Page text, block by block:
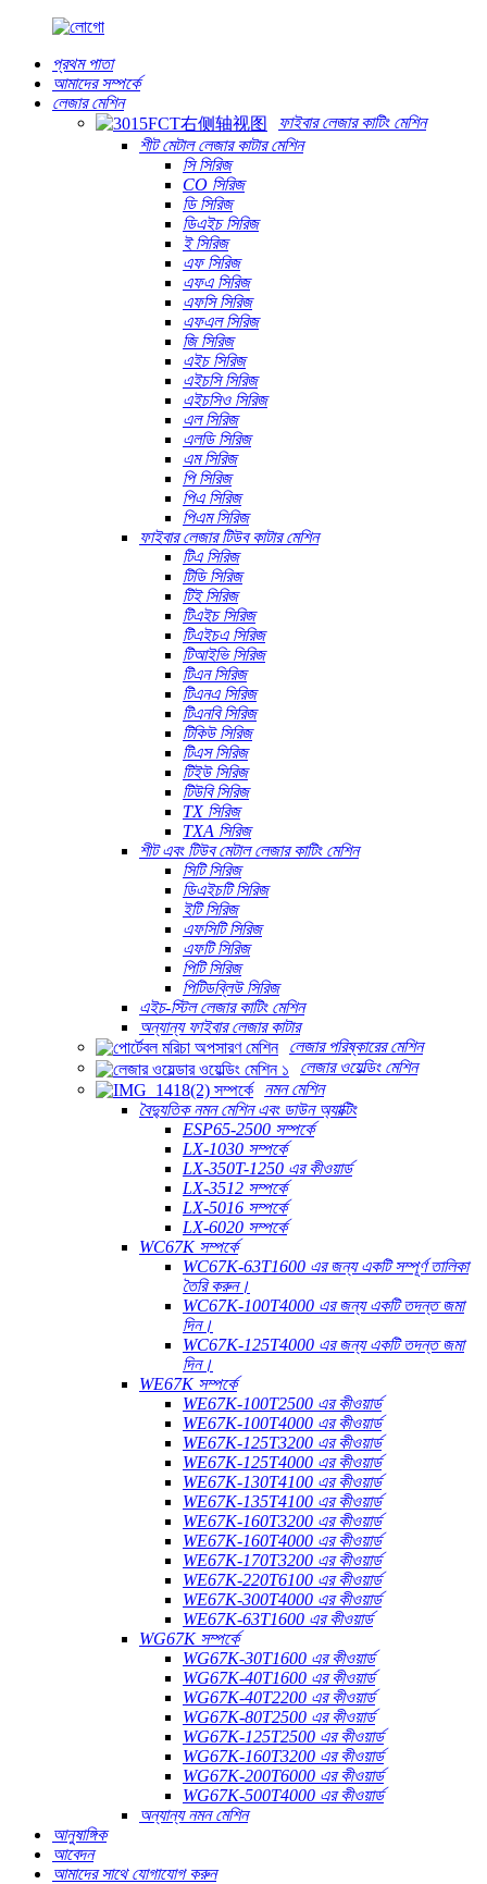
প্রথম পাতা
আমাদের সম্পর্কে
লেজার মেশিন
ফাইবার লেজার কাটিং মেশিন
শীট মেটাল লেজার কাটার মেশিন
সি সিরিজ
CO সিরিজ
ডি সিরিজ
ডিএইচ সিরিজ
ই সিরিজ
এফ সিরিজ
এফএ সিরিজ
এফসি সিরিজ
এফএল সিরিজ
জি সিরিজ
এইচ সিরিজ
এইচসি সিরিজ
এইচসিও সিরিজ
এল সিরিজ
এলডি সিরিজ
এম সিরিজ
পি সিরিজ
পিএ সিরিজ
পিএম সিরিজ
ফাইবার লেজার টিউব কাটার মেশিন
টিএ সিরিজ
টিডি সিরিজ
টিই সিরিজ
টিএইচ সিরিজ
টিএইচএ সিরিজ
টিআইভি সিরিজ
টিএন সিরিজ
টিএনএ সিরিজ
টিএনবি সিরিজ
টিকিউ সিরিজ
টিএস সিরিজ
টিইউ সিরিজ
টিউবি সিরিজ
TX সিরিজ
TXA সিরিজ
শীট এবং টিউব মেটাল লেজার কাটিং মেশিন
সিটি সিরিজ
ডিএইচটি সিরিজ
ইটি সিরিজ
এফসিটি সিরিজ
এফটি সিরিজ
পিটি সিরিজ
পিটিডব্লিউ সিরিজ
এইচ-স্টিল লেজার কাটিং মেশিন
অন্যান্য ফাইবার লেজার কাটার
লেজার পরিষ্কারের মেশিন
লেজার ওয়েল্ডিং মেশিন
নমন মেশিন
বৈদ্যুতিক নমন মেশিন এবং ডাউন অ্যাক্টিং
ESP65-2500 সম্পর্কে
LX-1030 সম্পর্কে
LX-350T-1250 এর কীওয়ার্ড
LX-3512 সম্পর্কে
LX-5016 সম্পর্কে
LX-6020 সম্পর্কে
WC67K সম্পর্কে
WC67K-63T1600 এর জন্য একটি সম্পূর্ণ তালিকা
তৈরি করুন।
WC67K-100T4000 এর জন্য একটি তদন্ত জমা
দিন।
WC67K-125T4000 এর জন্য একটি তদন্ত জমা
দিন।
WE67K সম্পর্কে
WE67K-100T2500 এর কীওয়ার্ড
WE67K-100T4000 এর কীওয়ার্ড
WE67K-125T3200 এর কীওয়ার্ড
WE67K-125T4000 এর কীওয়ার্ড
WE67K-130T4100 এর কীওয়ার্ড
WE67K-135T4100 এর কীওয়ার্ড
WE67K-160T3200 এর কীওয়ার্ড
WE67K-160T4000 এর কীওয়ার্ড
WE67K-170T3200 এর কীওয়ার্ড
WE67K-220T6100 এর কীওয়ার্ড
WE67K-300T4000 এর কীওয়ার্ড
WE67K-63T1600 এর কীওয়ার্ড
WG67K সম্পর্কে
WG67K-30T1600 এর কীওয়ার্ড
WG67K-40T1600 এর কীওয়ার্ড
WG67K-40T2200 এর কীওয়ার্ড
WG67K-80T2500 এর কীওয়ার্ড
WG67K-125T2500 এর কীওয়ার্ড
WG67K-160T3200 এর কীওয়ার্ড
WG67K-200T6000 এর কীওয়ার্ড
WG67K-500T4000 এর কীওয়ার্ড
অন্যান্য নমন মেশিন
আনুষাঙ্গিক
আবেদন
আমাদের সাথে যোগাযোগ করুন